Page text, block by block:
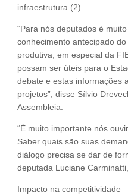
infraestrutura (2).
“Para nós deputados é
conhecimento antecipado
produtiva, em especial da
possam ser úteis para o
debate e estas informações
projetos”, disse Sílvio
Assembleia.
“É muito importante nós
Saber quais são suas
diálogo precisa se dar de
deputada Luciane
Impacto na competitividade